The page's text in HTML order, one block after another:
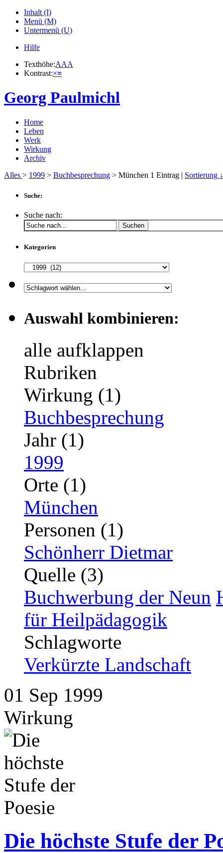
Inhalt (I)
Menü (M)
Untermenü (U)
Hilfe
Texthöhe:AAA
Kontrast:×≡
Georg Paulmichl
Home
Leben
Werk
Wirkung
Archiv
Alles > 1999 > Buchbesprechung > München 1 Eintrag | Sortierung ↓
Suche:
Suche nach:
Suchen
Kategorien
Auswahl kombinieren:
alle aufklappen
Rubriken
Wirkung (1)
Buchbesprechung
Jahr (1)
1999
Orte (1)
München
Personen (1)
Schönherr Dietmar
Quelle (3)
Buchwerbung der Neun
für Heilpädagogik
Schlagworte
Verkürzte Landschaft
01 Sep 1999
Wirkung
Die höchste Stufe der